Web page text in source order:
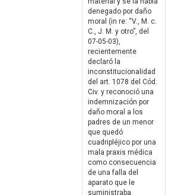
denegado por daño
moral (in re: “V., M. c.
C., J. M. y otro”, del
07-05-03),
recientemente
declaró la
inconstitucionalidad
del art. 1078 del Cód.
Civ. y reconoció una
indemnización por
daño moral a los
padres de un menor
que quedó
cuadripléjico por una
mala praxis médica
como consecuencia
de una falla del
aparato que le
suministraba